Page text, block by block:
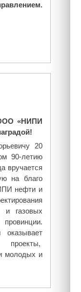
ООО «НИПИ
20
90-летию
вручается
на благо
нефти и
и газовых
молодых и